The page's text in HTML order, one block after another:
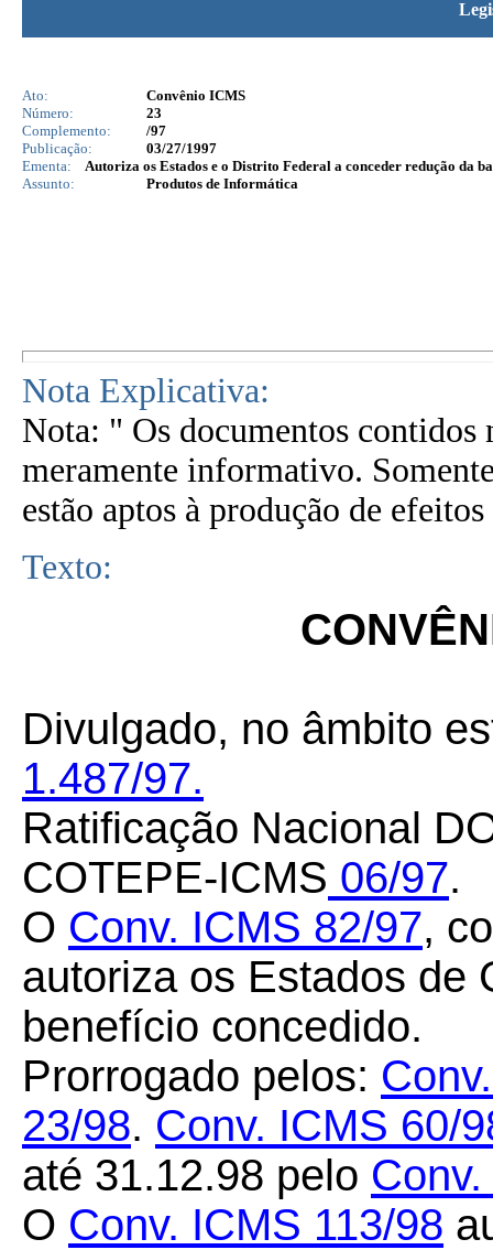
Ato:
Convênio ICMS
Número:
23
Complemento:
/97
Publicação:
03/27/1997
Ementa:
Autoriza os Estados e o Distrito Federal a conceder redução da
Assunto:
Produtos de Informática
Nota Explicativa:
Nota: " Os documentos contidos
meramente informativo.
estão aptos à produção de
Texto:
Divulgado, no âmbito
1.487/97.
Ratificação Nacional
COTEPE-ICMS 06/97.
O Conv. ICMS 82/97,
autoriza os Estados de
benefício concedido.
Prorrogado pelos:
23/98. Conv. ICMS 60/
até 31.12.98 pelo
O Conv. ICMS 113/98